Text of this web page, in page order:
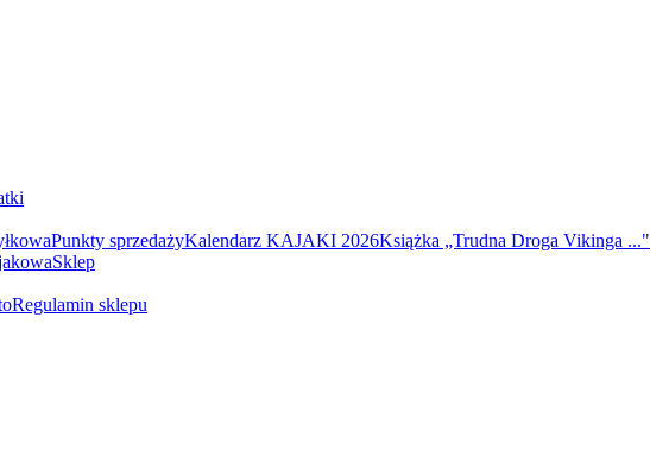
Punkty sprzedażyKalendarz KAJAKI 2026Książka „Trudna Droga Vikinga ..."
Sklep
Regulamin sklepu